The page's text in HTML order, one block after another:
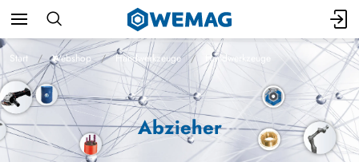
Start Webshop Handwerkzeuge Handwerkzeuge
Abzieher